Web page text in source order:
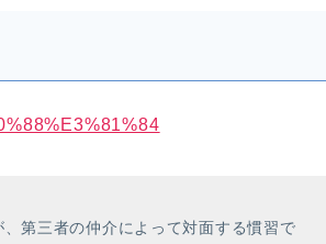
、第三者の仲介によって対面する慣習で